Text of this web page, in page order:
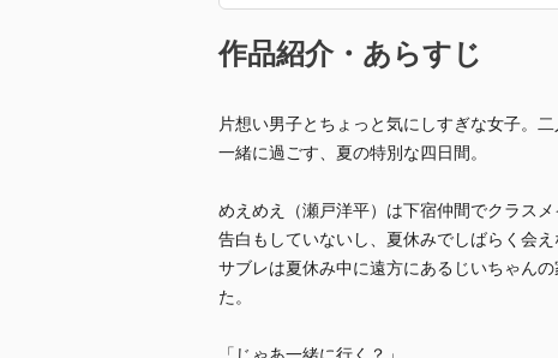
作品紹介・あらすじ
片想い男子とちょっと気にしすぎな女子。
一緒に過ごす、夏の特別な四日間。
めえめえ（瀬戸洋平）は下宿仲間でクラス
告白もしていないし、夏休みでしばらく会
サブレは夏休み中に遠方にあるじいちゃん
た。